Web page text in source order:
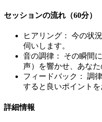
セッションの流れ（60分）
ヒアリング：
今の状
伺いします。
音の調律：
その瞬間
声）を響かせ、あなた
フィードバック：
調
すると良いポイントを
詳細情報